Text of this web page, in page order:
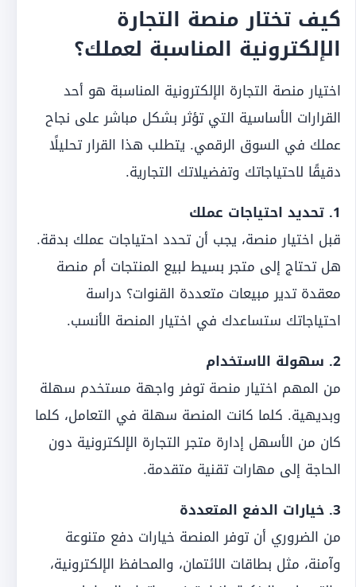
كيف تختار منصة التجارة
الإلكترونية المناسبة لعملك؟
اختيار منصة التجارة الإلكترونية المناسبة هو أحد
القرارات الأساسية التي تؤثر بشكل مباشر على نجاح
عملك في السوق الرقمي. يتطلب هذا القرار تحليلًا
دقيقًا لاحتياجاتك وتفضيلاتك التجارية.
1. تحديد احتياجات عملك
قبل اختيار منصة، يجب أن تحدد احتياجات عملك بدقة.
هل تحتاج إلى متجر بسيط لبيع المنتجات أم منصة
معقدة تدير مبيعات متعددة القنوات؟ دراسة
احتياجاتك ستساعدك في اختيار المنصة الأنسب.
2. سهولة الاستخدام
من المهم اختيار منصة توفر واجهة مستخدم سهلة
وبديهية. كلما كانت المنصة سهلة في التعامل، كلما
كان من الأسهل إدارة متجر التجارة الإلكترونية دون
الحاجة إلى مهارات تقنية متقدمة.
3. خيارات الدفع المتعددة
من الضروري أن توفر المنصة خيارات دفع متنوعة
وآمنة، مثل بطاقات الائتمان، والمحافظ الإلكترونية،